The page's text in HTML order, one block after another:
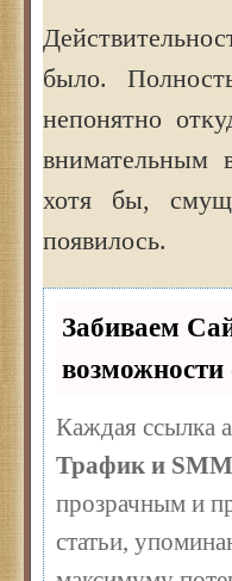
было.
непонятно
внимательным
хотя бы,
появилось.
Забиваем
возможности
Каждая ссылка
Трафик и
прозрачным и
статьи,